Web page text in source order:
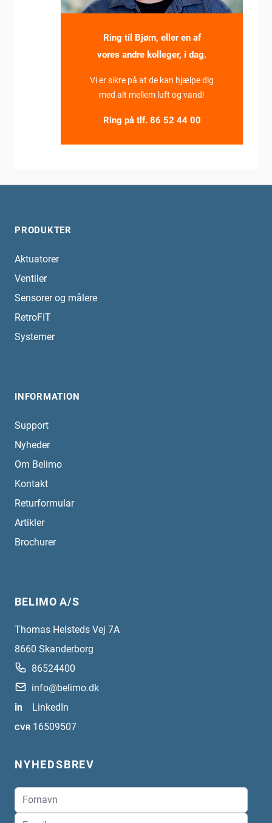
Ring til Bjørn, eller en af
vores andre kolleger, i dag.
Vi er sikre på at de kan hjælpe dig
med alt mellem luft og vand!
Ring på tlf. 86 52 44 00
PRODUKTER
Aktuatorer
Ventiler
Sensorer og målere
RetroFIT
Systemer
INFORMATION
Support
Nyheder
Om Belimo
Kontakt
Returformular
Artikler
Brochurer
BELIMO A/S
Thomas Helsteds Vej 7A
8660 Skanderborg
86524400
info@belimo.dk
in
LinkedIn
CVR 16509507
NYHEDSBREV